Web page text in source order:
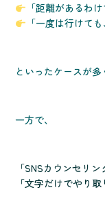
「距離があるわ
「一度は行けて
といったケースが多
一方で、
「SNSカウンセリン
「文字だけでやり